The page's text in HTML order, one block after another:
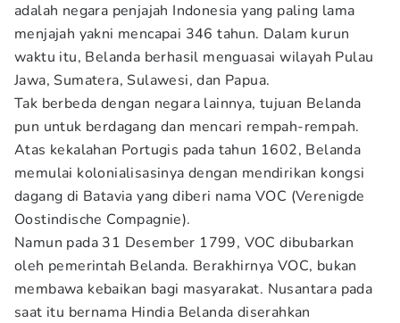
adalah negara penjajah Indonesia yang paling lama
menjajah yakni mencapai 346 tahun. Dalam kurun
waktu itu, Belanda berhasil menguasai wilayah Pulau
Jawa, Sumatera, Sulawesi, dan Papua.
Tak berbeda dengan negara lainnya, tujuan Belanda
pun untuk berdagang dan mencari rempah-rempah.
Atas kekalahan Portugis pada tahun 1602, Belanda
memulai kolonialisasinya dengan mendirikan kongsi
dagang di Batavia yang diberi nama VOC (Verenigde
Oostindische Compagnie).
Namun pada 31 Desember 1799, VOC dibubarkan
oleh pemerintah Belanda. Berakhirnya VOC, bukan
membawa kebaikan bagi masyarakat. Nusantara pada
saat itu bernama Hindia Belanda diserahkan